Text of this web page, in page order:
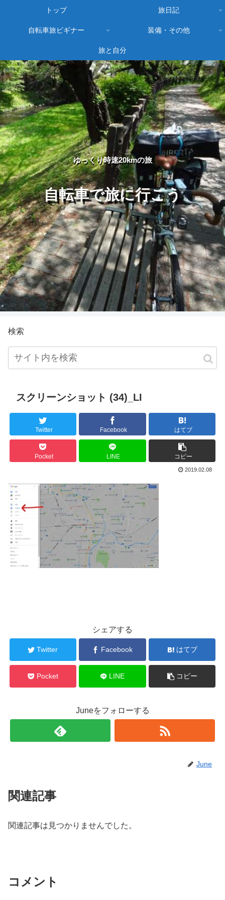
ゆっくり時速20kmの旅
自転車で旅に行こう
トップ 旅日記
自転車旅ビギナー 装備・その他
旅と自分
検索
スクリーンショット (34)_LI
Twitter Facebook はてブ
Pocket LINE コピー
2019.02.08
シェアする
Twitter Facebook はてブ
Pocket LINE コピー
Juneをフォローする
June
関連記事
関連記事は見つかりませんでした。
コメント